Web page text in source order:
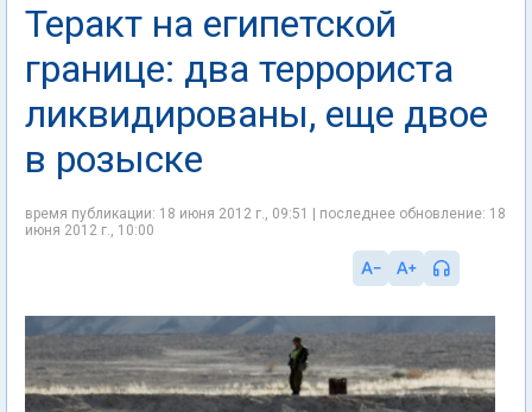
Теракт на египетской
границе: два террориста
ликвидированы, еще двое
в розыске
время публикации: 18 июня 2012 г., 09:51 | последнее обновление: 18
июня 2012 г., 10:00